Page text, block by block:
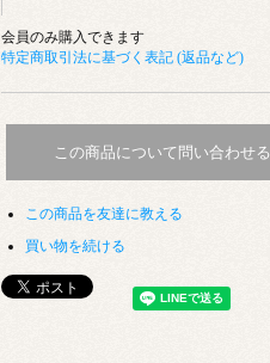
会員のみ購入できます
特定商取引法に基づく表記 (返品など)
この商品について問い合わせる
この商品を友達に教える
買い物を続ける